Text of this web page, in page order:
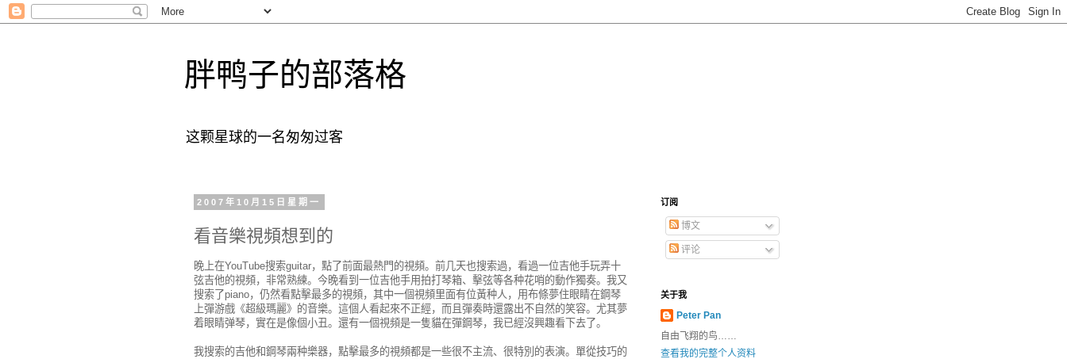
胖鸭子的部落格
这颗星球的一名匆匆过客
2007年10月15日星期一
看音樂視頻想到的
晚上在YouTube搜索guitar，點了前面最熱門的視頻。前几天也搜索過，看過一位吉他手玩弄十
弦吉他的視頻，非常熟練。今晚看到一位吉他手用拍打琴箱、擊弦等各种花哨的動作獨奏。我又
搜索了piano，仍然看點擊最多的視頻，其中一個視頻里面有位黃种人，用布條夢住眼睛在鋼琴
上彈游戲《超級瑪麗》的音樂。這個人看起來不正經，而且彈奏時還露出不自然的笑容。尤其夢
着眼睛弹琴，實在是像個小丑。還有一個視頻是一隻貓在彈鋼琴，我已經沒興趣看下去了。
我搜索的吉他和鋼琴兩种樂器，點擊最多的視頻都是一些很不主流、很特別的表演。單從技巧的
订阅
博文
评论
关于我
Peter Pan
自由飞翔的鸟……
查看我的完整个人资料